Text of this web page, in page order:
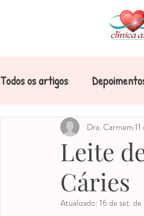
Todos os artigos
Cárie Cárie
Dentes de leite
Leite
Cáries
Dra. Carmem
Atualizado: 16 de set.